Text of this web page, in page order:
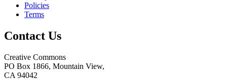
Policies
Terms
Contact Us
Creative Commons
PO Box 1866, Mountain View,
CA 94042